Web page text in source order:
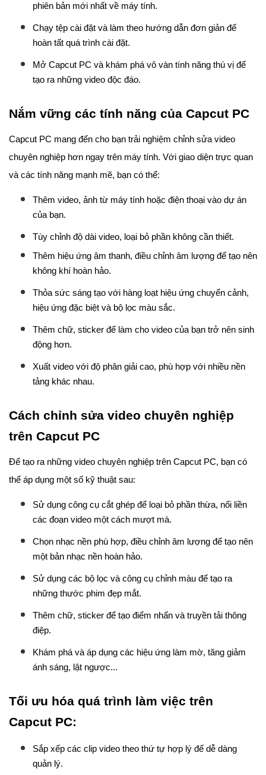
phiên bản mới nhất về máy tính.
Chạy tệp cài đặt và làm theo hướng dẫn đơn giản để
hoàn tất quá trình cài đặt.
Mở Capcut PC và khám phá vô vàn tính năng thú vị để
tạo ra những video độc đáo.
Nắm vững các tính năng của Capcut PC
Capcut PC mang đến cho bạn trải nghiệm chỉnh sửa video
chuyên nghiệp hơn ngay trên máy tính. Với giao diện trực quan
và các tính năng mạnh mẽ, bạn có thể:
Thêm video, ảnh từ máy tính hoặc điện thoại vào dự án
của bạn.
Tùy chỉnh độ dài video, loại bỏ phần không cần thiết.
Thêm hiệu ứng âm thanh, điều chỉnh âm lượng để tạo nên
không khí hoàn hảo.
Thỏa sức sáng tạo với hàng loạt hiệu ứng chuyển cảnh,
hiệu ứng đặc biệt và bộ lọc màu sắc.
Thêm chữ, sticker để làm cho video của bạn trở nên sinh
động hơn.
Xuất video với độ phân giải cao, phù hợp với nhiều nền
tảng khác nhau.
Cách chỉnh sửa video chuyên nghiệp
trên Capcut PC
Để tạo ra những video chuyên nghiệp trên Capcut PC, bạn có
thể áp dụng một số kỹ thuật sau:
Sử dụng công cụ cắt ghép để loại bỏ phần thừa, nối liền
các đoạn video một cách mượt mà.
Chọn nhạc nền phù hợp, điều chỉnh âm lượng để tạo nên
một bản nhạc nền hoàn hảo.
Sử dụng các bộ lọc và công cụ chỉnh màu để tạo ra
những thước phim đẹp mắt.
Thêm chữ, sticker để tạo điểm nhấn và truyền tải thông
điệp.
Khám phá và áp dụng các hiệu ứng làm mờ, tăng giảm
ánh sáng, lật ngược...
Tối ưu hóa quá trình làm việc trên
Capcut PC:
Sắp xếp các clip video theo thứ tự hợp lý để dễ dàng
quản lý.